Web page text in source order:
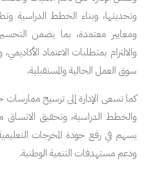
وتحديثها، وبناء الخطط الدراسية
ومعايير معتمدة، بما يضمن التحسين
والالتزام بمتطلبات الاعتماد
سوق العمل الحالية والمستقبلية.
كما تسعى الإدارة إلى ترسيخ ممارسات
والخطط الدراسية، وتحقيق الاتساق
يسهم في رفع جودة المخرجات
ودعم مستهدفات التنمية الوطنية.